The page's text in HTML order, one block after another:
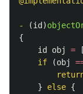
- (id )
{
id
obj = [
if
(obj
}
else {